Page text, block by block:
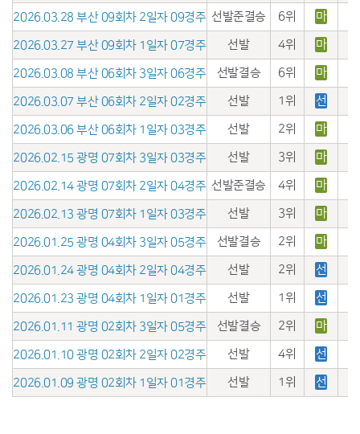
2026.03.28 부산 09회차 2일자 09경주 선발준결승 6위 마
2026.03.27 부산 09회차 1일자 07경주 선발 4위 마
2026.03.08 부산 06회차 3일자 06경주 선발결승 6위 마
2026.03.07 부산 06회차 2일자 02경주 선발 1위 선
2026.03.06 부산 06회차 1일자 03경주 선발 2위 마
2026.02.15 광명 07회차 3일자 03경주 선발 3위 마
2026.02.14 광명 07회차 2일자 04경주 선발준결승 4위 마
2026.02.13 광명 07회차 1일자 03경주 선발 3위 마
2026.01.25 광명 04회차 3일자 05경주 선발결승 2위 마
2026.01.24 광명 04회차 2일자 04경주 선발 2위 선
2026.01.23 광명 04회차 1일자 01경주 선발 1위 선
2026.01.11 광명 02회차 3일자 05경주 선발결승 2위 마
2026.01.10 광명 02회차 2일자 02경주 선발 4위 선
2026.01.09 광명 02회차 1일자 01경주 선발 1위 선